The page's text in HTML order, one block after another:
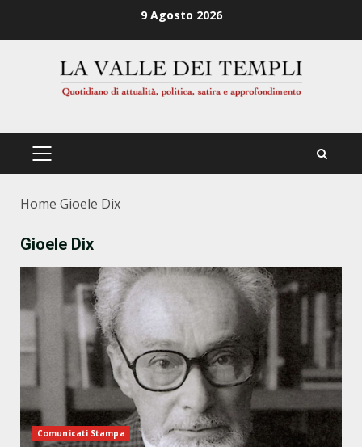
9 Agosto 2026
PRIMÄRES
Home Gioele Dix
Gioele Dix
Comunicati Stampa